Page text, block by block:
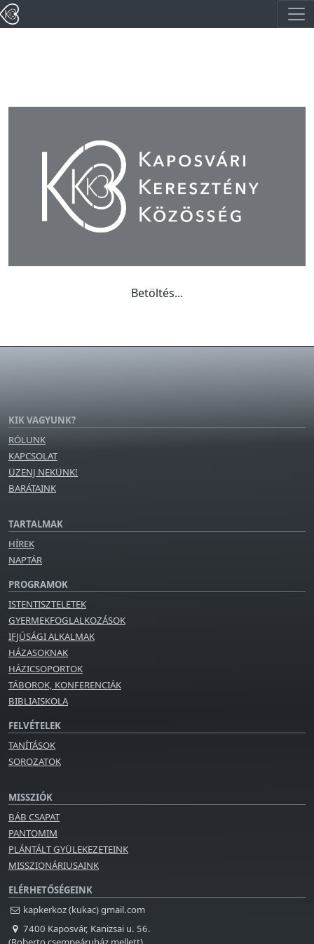
Betöltés...
KIK VAGYUNK?
RÓLUNK
KAPCSOLAT
ÜZENJ NEKÜNK!
BARÁTAINK
TARTALMAK
HÍREK
NAPTÁR
PROGRAMOK
ISTENTISZTELETEK
GYERMEKFOGLALKOZÁSOK
IFJÚSÁGI ALKALMAK
HÁZASOKNAK
HÁZICSOPORTOK
TÁBOROK, KONFERENCIÁK
BIBLIAISKOLA
FELVÉTELEK
TANÍTÁSOK
SOROZATOK
MISSZIÓK
BÁB CSAPAT
PANTOMIM
PLÁNTÁLT GYÜLEKEZETEINK
MISSZIONÁRIUSAINK
ELÉRHETŐSÉGEINK
kapkerkoz (kukac) gmail.com
7400 Kaposvár, Kanizsai u. 56.